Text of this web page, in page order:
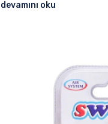
devamını oku